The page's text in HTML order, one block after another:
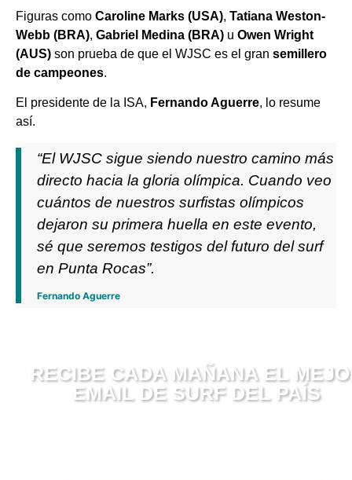
Figuras como Caroline Marks (USA), Tatiana Weston-
Webb (BRA), Gabriel Medina (BRA) u Owen Wright
(AUS) son prueba de que el WJSC es el gran semillero
de campeones.
El presidente de la ISA, Fernando Aguerre, lo resume
así.
“El WJSC sigue siendo nuestro camino más
directo hacia la gloria olímpica. Cuando veo
cuántos de nuestros surfistas olímpicos
dejaron su primera huella en este evento,
sé que seremos testigos del futuro del surf
en Punta Rocas”.
Fernando Aguerre
RECIBE CADA MAÑANA EL
EMAIL DE SURF DEL PAÍS